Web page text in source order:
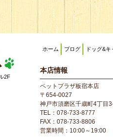
2F
ホーム ブログ ドッグ&キ
本店情報
ペットプラザ板宿本店
〒654-0027
神戸市須磨区千歳町4丁目
TEL：078-733-8777
FAX：078-733-8806
営業時間：10:00～19:00